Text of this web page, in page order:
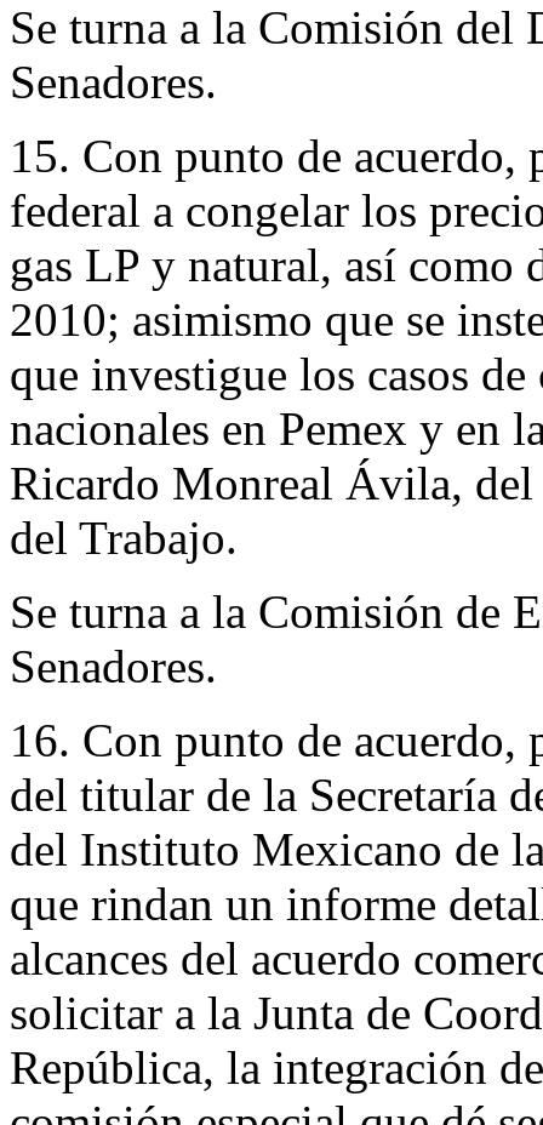
Se turna a la Comisión del
Senadores.
15. Con punto de
federal a congelar los
gas LP y natural, así como
2010; asimismo que se
que investigue los casos
nacionales en Pemex y en
Ricardo Monreal Ávila,
del Trabajo.
Se turna a la Comisión de
Senadores.
16. Con punto de acuerdo,
del titular de la Secretaría
del Instituto Mexicano de
que rindan un informe
alcances del acuerdo
solicitar a la Junta de
República, la integración